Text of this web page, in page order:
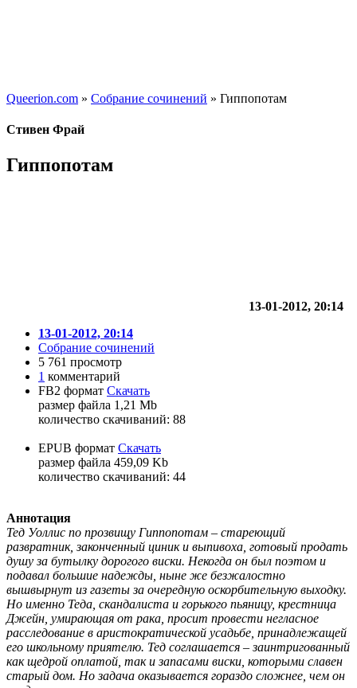
Queerion.com » Собрание сочинений » Гиппопотам
Стивен Фрай
Гиппопотам
13-01-2012, 20:14
13-01-2012, 20:14
Собрание сочинений
5 761 просмотр
1 комментарий
FB2 формат Скачать
размер файла 1,21 Mb
количество cкачиваний: 88
EPUB формат Скачать
размер файла 459,09 Kb
количество cкачиваний: 44
Аннотация
Тед Уоллис по прозвищу Гиппопотам – стареющий
развратник, законченный циник и выпивоха, готовый продать
душу за бутылку дорогого виски. Некогда он был поэтом и
подавал большие надежды, ныне же безжалостно
вышвырнут из газеты за очередную оскорбительную выходку.
Но именно Теда, скандалиста и горького пьяницу, крестница
Джейн, умирающая от рака, просит провести негласное
расследование в аристократической усадьбе, принадлежащей
его школьному приятелю. Тед соглашается – заинтригованный
как щедрой оплатой, так и запасами виски, которыми славен
старый дом. Но задача оказывается гораздо сложнее, чем он